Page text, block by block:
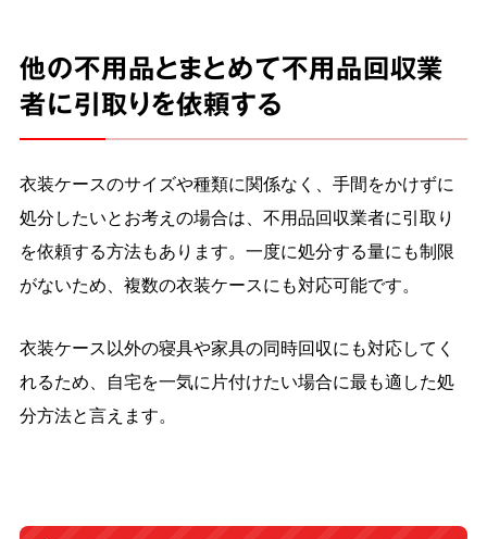
他の不用品とまとめて不用品回収業
者に引取りを依頼する
衣装ケースのサイズや種類に関係なく、手間をかけずに
処分したいとお考えの場合は、不用品回収業者に引取り
を依頼する方法もあります。一度に処分する量にも制限
がないため、複数の衣装ケースにも対応可能です。
衣装ケース以外の寝具や家具の同時回収にも対応してく
れるため、自宅を一気に片付けたい場合に最も適した処
分方法と言えます。